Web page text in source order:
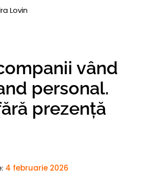
Lovin
vând
personal.
prezență
4 februarie 2026